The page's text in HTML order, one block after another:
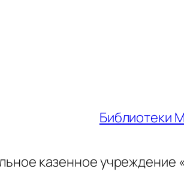
Библиотеки
казенное учреждение